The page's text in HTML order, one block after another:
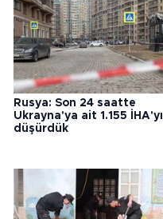
Rusya: Son 24 saatte
Ukrayna'ya ait 1.155 İHA'yı
düşürdük